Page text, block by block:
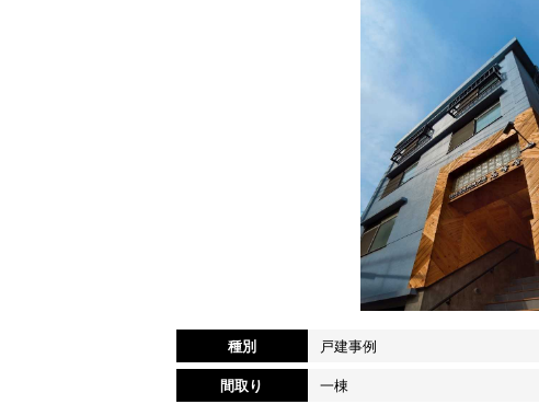
種別 戸建事例
間取り
一棟